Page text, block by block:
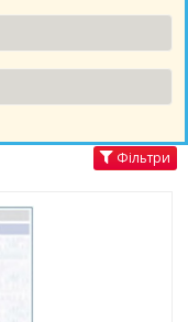
Фільтри